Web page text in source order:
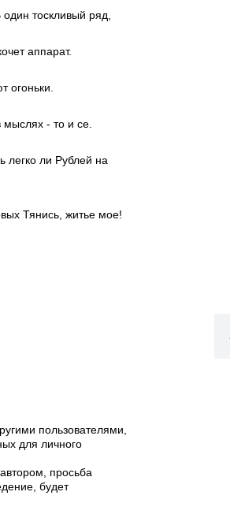
тоскливый ряд,
аппарат.
мыслях - то и се.
легко ли Рублей на
Тянись, житье мое!
пользователями,
для личного
просьба
будет